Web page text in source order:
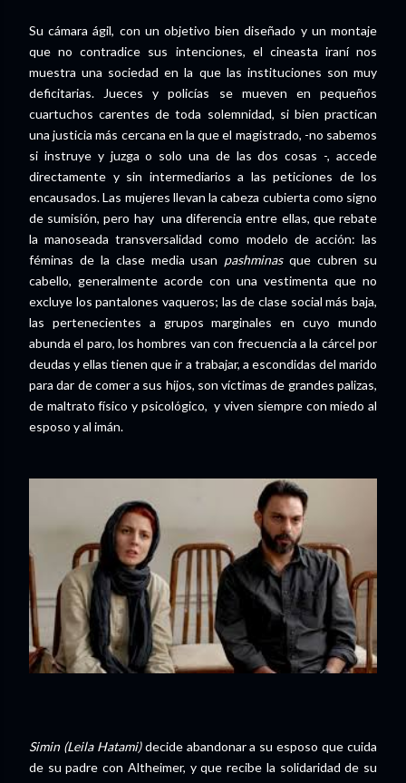
Su cámara ágil, con un objetivo bien diseñado y un montaje
que no contradice sus intenciones, el cineasta iraní nos
muestra una sociedad en la que las instituciones son muy
deficitarias. Jueces y policías se mueven en pequeños
cuartuchos carentes de toda solemnidad, si bien practican
una justicia más cercana en la que el magistrado, -no sabemos
si instruye y juzga o solo una de las dos cosas -, accede
directamente y sin intermediarios a las peticiones de los
encausados. Las mujeres llevan la cabeza cubierta como signo
de sumisión, pero hay una diferencia entre ellas, que rebate
la manoseada transversalidad como modelo de acción: las
féminas de la clase media usan pashminasque cubren su
cabello, generalmente acorde con una vestimenta que no
excluye los pantalones vaqueros; las de clase social más baja,
las pertenecientes a grupos marginales en cuyo mundo
abunda el paro, los hombres van con frecuencia a la cárcel por
deudas y ellas tienen que ir a trabajar, a escondidas del marido
para dar de comer a sus hijos, son víctimas de grandes palizas,
de maltrato físico y psicológico, y viven siempre con miedo al
esposo y al imán.
Simin (Leila Hatami)decide abandonar a su esposo que cuida
de su padre con Altheimer, y que recibe la solidaridad de su